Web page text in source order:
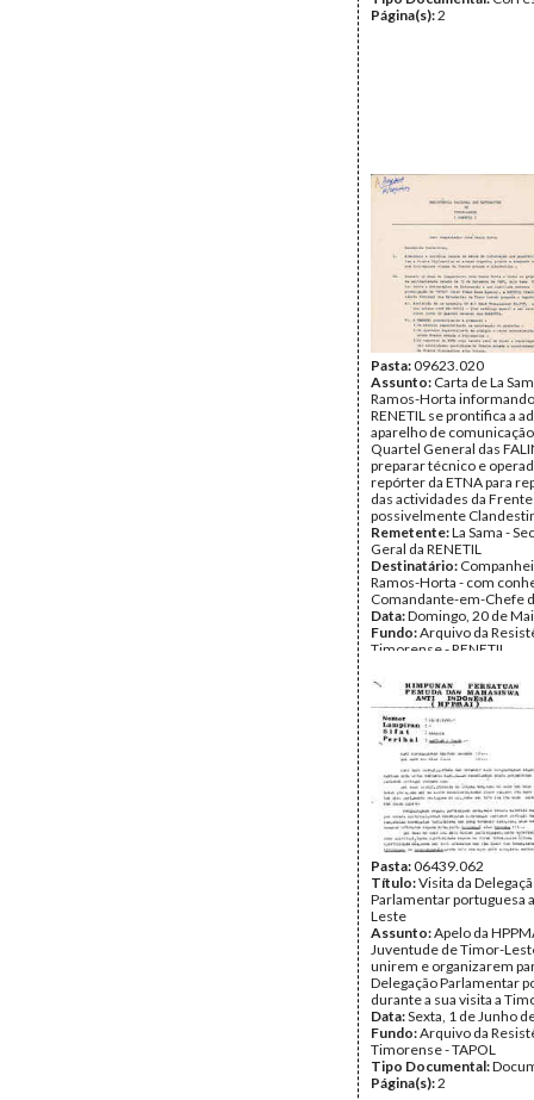
Página(s):2
Pasta:09623.020
Assunto: Carta de La
Ramos-Horta
RENETIL se prontifica a
aparelho de
Quartel General das
preparar técnico e
repórter da ETNA para
das actividades da
possivelmente
Remetente:La Sama -
Geral da RENETIL
Destinatário:
Ramos-Horta - com
Comandante-em-Chefe
Data:Domingo, 20 de
Fundo:Arquivo da
Timorense - RENETIL
Página(s):2
Pasta:06439.062
Título:Visita da
Parlamentar portuguesa
Leste
Assunto:Apelo da
Juventude de Timor-
unirem e organizarem
Delegação Parlamentar
durante a sua visita a
Data:Sexta, 1 de Junho
Fundo:Arquivo da
Timorense - TAPOL
Tipo Documental:
Página(s):2